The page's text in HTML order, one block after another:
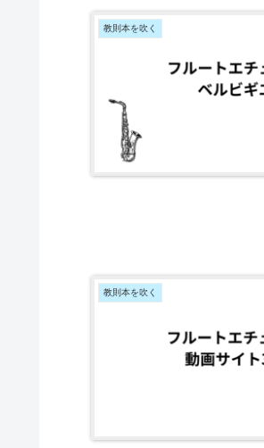
教則本を吹く
教則本を吹く